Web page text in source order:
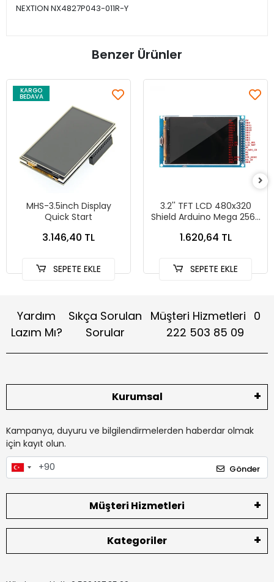
NEXTION NX4827P043-011R-Y
Benzer Ürünler
KARGO
BEDAVA
MHS-3.5inch Display
Quick Start
3.146,40 TL
SEPETE EKLE
3.2'' TFT LCD 480x320
Shield Arduino Mega 2560
1.620,64 TL
SEPETE EKLE
Yardım
Lazım Mı?
Sıkça Sorulan
Sorular
Müşteri Hizmetleri 0
222 503 85 09
Kurumsal
Kampanya, duyuru ve bilgilendirmelerden haberdar olmak
için kayıt olun.
Gönder
Müşteri Hizmetleri
Kategoriler